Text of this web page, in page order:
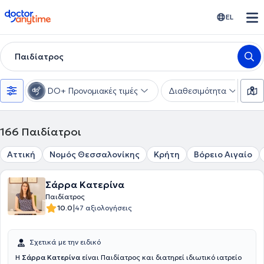
doctoranytime EL
Παιδίατρος
DO+ Προνομιακές τιμές Διαθεσιμότητα
166 Παιδίατροι
Αττική Νομός Θεσσαλονίκης Κρήτη Βόρειο Αιγαίο
Σάρρα Κατερίνα
Παιδίατρος
10.0|47 αξιολογήσεις
Σχετικά με την ειδικό
Η Σάρρα Κατερίνα είναι Παιδίατρος και διατηρεί ιδιωτικό ιατρείο